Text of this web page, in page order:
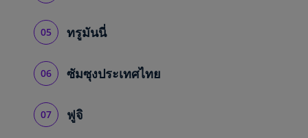
ทรูมันนี่
ซัมซุงประเทศไทย
ฟูจิ